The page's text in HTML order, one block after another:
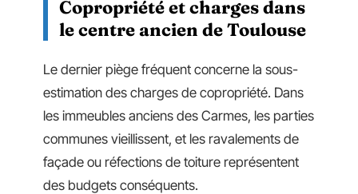
Copropriété et charges dans
le centre ancien de Toulouse
Le dernier piège fréquent concerne la sous-
estimation des charges de copropriété. Dans
les immeubles anciens des Carmes, les parties
communes vieillissent, et les ravalements de
façade ou réfections de toiture représentent
des budgets conséquents.